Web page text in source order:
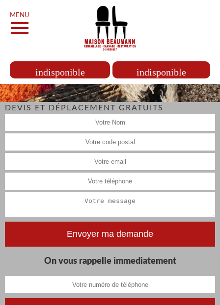
MENU
indisponible indisponible
DEVIS ET DÉPLACEMENT GRATUITS
On vous rappelle immediatement